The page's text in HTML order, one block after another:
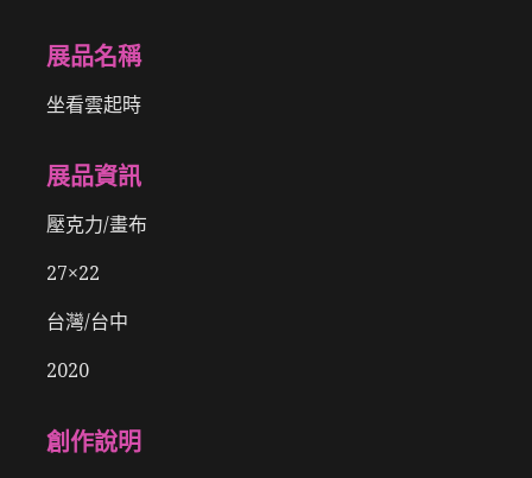
展品名稱
坐看雲起時
展品資訊
壓克力/畫布
27×22
台灣/台中
2020
創作說明